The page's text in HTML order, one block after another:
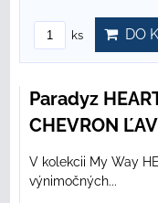
ks DO
Paradyz
CHEVRON
V kolekcii My Way
výnimočných...